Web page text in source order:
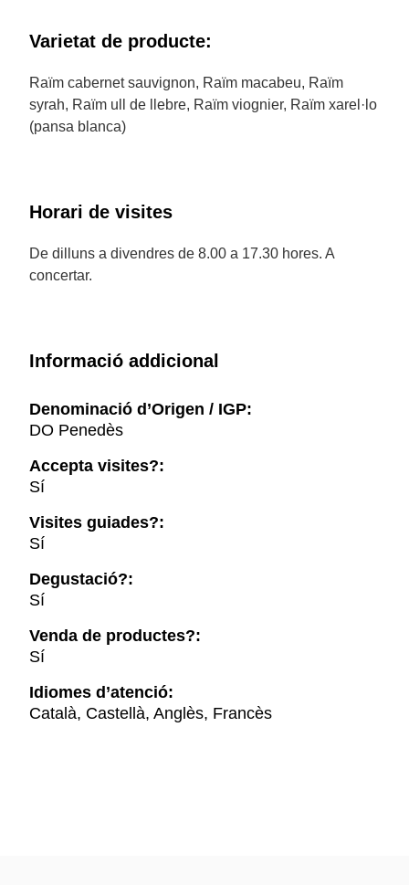
Varietat de producte:
Raïm cabernet sauvignon, Raïm macabeu, Raïm
syrah, Raïm ull de llebre, Raïm viognier, Raïm xarel·lo
(pansa blanca)
Horari de visites
De dilluns a divendres de 8.00 a 17.30 hores. A
concertar.
Informació addicional
Denominació d’Origen / IGP:
DO Penedès
Accepta visites?:
Sí
Visites guiades?:
Sí
Degustació?:
Sí
Venda de productes?:
Sí
Idiomes d’atenció:
Català, Castellà, Anglès, Francès